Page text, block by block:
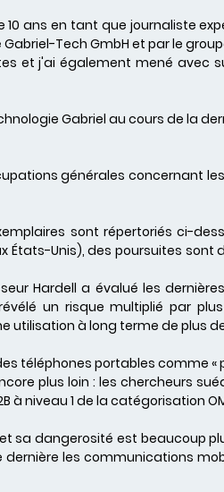
ans en tant que journaliste
Tech GmbH et par le
et j'ai également mené avec
Gabriel au cours de la
générales concernant
sont répertoriés ci-
États-Unis), des poursuites
Hardell a évalué les
un risque multiplié par
utilisation à long terme de plus
téléphones portables comme «
plus loin : les chercheurs
niveau 1 de la catégorisation
sa dangerosité est beaucoup
les communications